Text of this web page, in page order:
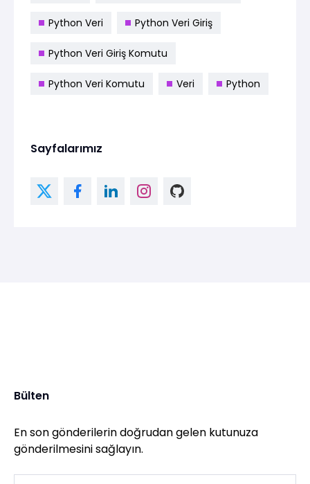
Python Veri Python Veri Giriş
Python Veri Giriş Komutu
Python Veri Komutu Veri Python
Sayfalarımız
Bülten
En son gönderilerin doğrudan gelen kutunuza
gönderilmesini sağlayın.